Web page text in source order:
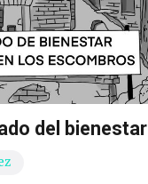
del bienestar